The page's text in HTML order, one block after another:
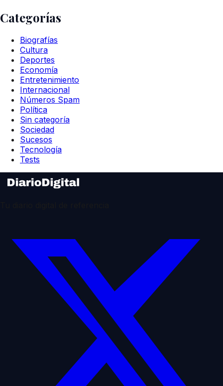
Categorías
Biografías
Cultura
Deportes
Economía
Entretenimiento
Internacional
Números Spam
Política
Sin categoría
Sociedad
Sucesos
Tecnología
Tests